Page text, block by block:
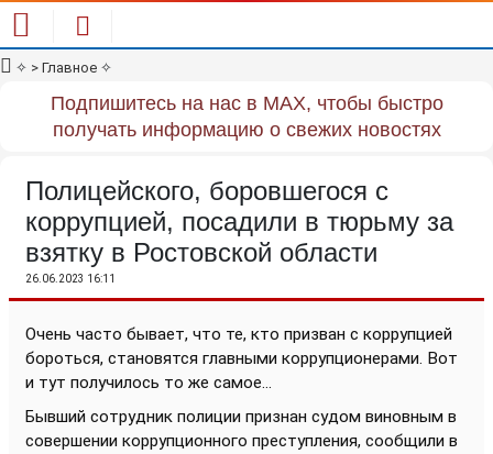
✧ > Главное ✧
Подпишитесь на нас в MAX, чтобы быстро
получать информацию о свежих новостях
Полицейского, боровшегося с
коррупцией, посадили в тюрьму за
взятку в Ростовской области
26.06.2023 16:11
Очень часто бывает, что те, кто призван с коррупцией
бороться, становятся главными коррупционерами. Вот
и тут получилось то же самое...
Бывший сотрудник полиции признан судом виновным в
совершении коррупционного преступления, сообщили в